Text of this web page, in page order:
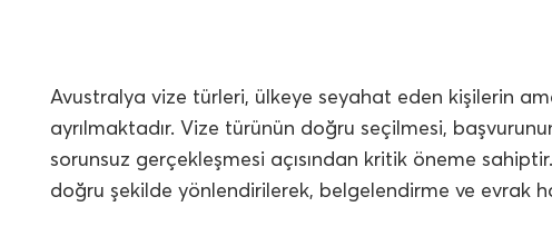
Avustralya vize türleri, ülkeye seyahat eden kişilerin
ayrılmaktadır. Vize türünün doğru seçilmesi,
sorunsuz gerçekleşmesi açısından kritik öneme
doğru şekilde yönlendirilerek, belgelendirme ve evrak